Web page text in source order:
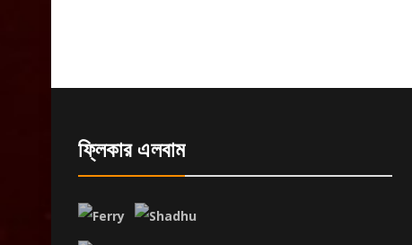
ফ্লিকার এলবাম